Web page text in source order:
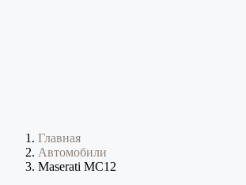
Главная
Автомобили
Maserati MC12